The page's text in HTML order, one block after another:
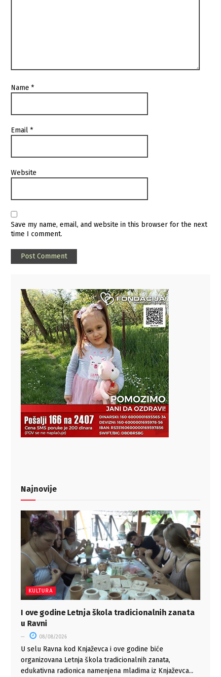
Name*
Email*
Website
Save my name, email, and website in this browser for the next
time I comment.
Najnovije
KULTURA
I ove godine Letnja škola tradicionalnih zanata
u Ravni
08/08/2026
U selu Ravna kod Knjaževca i ove godine biće
organizovana Letnja škola tradicionalnih zanata,
edukativna radionica namenjena mladima iz Knjaževca...